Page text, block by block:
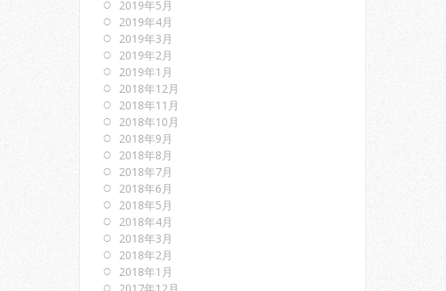
2019年5月
2019年4月
2019年3月
2019年2月
2019年1月
2018年12月
2018年11月
2018年10月
2018年9月
2018年8月
2018年7月
2018年6月
2018年5月
2018年4月
2018年3月
2018年2月
2018年1月